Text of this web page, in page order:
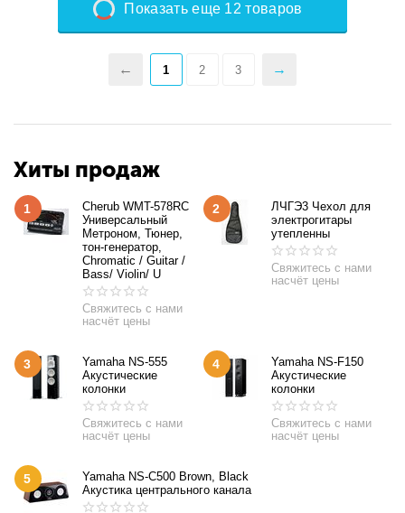
Показать еще 12 товаров
1 2 3
Хиты продаж
1
Cherub WMT-578RC
Универсальный
Метроном, Тюнер,
тон-генератор,
Chromatic / Guitar /
Bass/ Violin/ U
Свяжитесь с нами
насчёт цены
2
ЛЧГЭ3 Чехол для
электрогитары
утепленны
Свяжитесь с нами
насчёт цены
3
Yamaha NS-555
Акустические
колонки
Свяжитесь с нами
насчёт цены
4
Yamaha NS-F150
Акустические
колонки
Свяжитесь с нами
насчёт цены
5
Yamaha NS-C500 Brown, Black
Акустика центрального канала